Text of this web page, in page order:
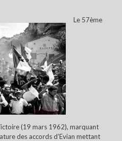
Le 57ème
(19 mars 1962), marquant
des accords d’Evian mettant